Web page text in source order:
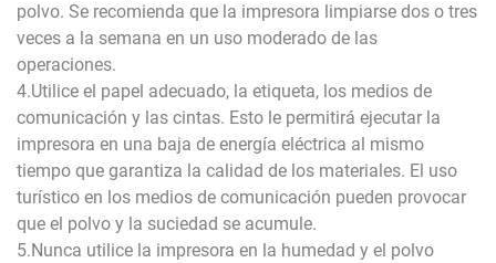
polvo. Se recomienda que la impresora limpiarse dos o tres
veces a la semana en un uso moderado de las
operaciones.
4.Utilice el papel adecuado, la etiqueta, los medios de
comunicación y las cintas. Esto le permitirá ejecutar la
impresora en una baja de energía eléctrica al mismo
tiempo que garantiza la calidad de los materiales. El uso
turístico en los medios de comunicación pueden provocar
que el polvo y la suciedad se acumule.
5.Nunca utilice la impresora en la humedad y el polvo